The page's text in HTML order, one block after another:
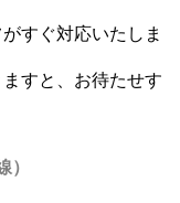
すぐ対応いたしま
すと、お待たせす
）